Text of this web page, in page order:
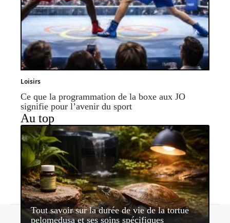
Loisirs
Ce que la programmation de la boxe aux JO
signifie pour l’avenir du sport
Au top
Tout savoir sur la durée de vie de la tortue
pelomedusa et ses soins spécifiques
Contact Mentions légales Sitemap